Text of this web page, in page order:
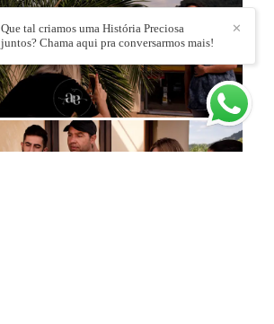
✕
Que tal criamos uma História Preciosa
juntos? Chama aqui pra conversarmos mais!